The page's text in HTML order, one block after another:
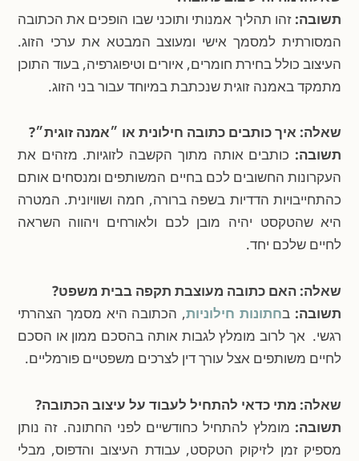
תשובה:זהו תהליך אמנותי ותוכני שבו הופכים את הכתובה
המסורתית למסמך אישי ומעוצב המבטא את ערכי הזוג.
העיצוב כולל בחירת חומרים, איורים וטיפוגרפיה, בעוד התוכן
מתמקד באמנה זוגית שנכתבת במיוחד עבור בני הזוג.
שאלה: איך כותבים כתובה חילונית או ״אמנה זוגית״?
תשובה:כותבים אותה מתוך הקשבה לזוגיות. מזהים את
העקרונות החשובים לכם בחיים המשותפים ומנסחים אותם
כהתחייבויות הדדיות בשפה ברורה, חמה ושוויונית. המטרה
היא שהטקסט יהיה מובן לכם ולאורחים ויהווה השראה
לחיים שלכם יחד.
שאלה: האם כתובה מעוצבת תקפה בבית משפט?
תשובה:בחתונות חילוניות, הכתובה היא מסמך הצהרתי
רגשי. אך לרוב מומלץ לגבות אותה בהסכם ממון או הסכם
לחיים משותפים אצל עורך דין לצרכים משפטיים פורמליים.
שאלה: מתי כדאי להתחיל לעבוד על עיצוב הכתובה?
תשובה:מומלץ להתחיל כחודשיים לפני החתונה. זה נותן
מספיק זמן לזיקוק הטקסט, עבודת העיצוב והדפוס, מבלי